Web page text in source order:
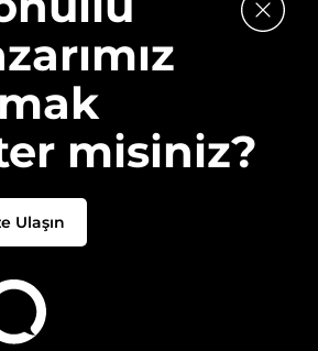
kaydolun.
misiniz?
Ulaşın